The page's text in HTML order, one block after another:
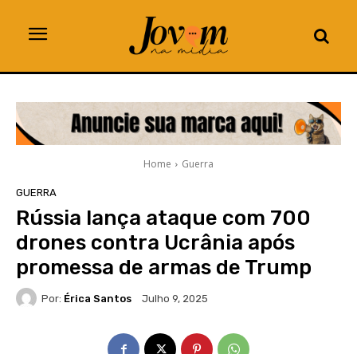
Home Guerra
GUERRA
Rússia lança ataque com 700
drones contra Ucrânia após
promessa de armas de Trump
Por: Érica Santos Julho 9, 2025